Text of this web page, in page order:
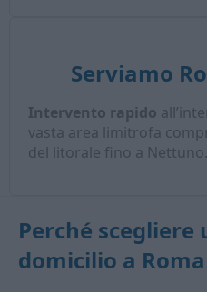
Serviamo
Intervento rapido
vasta area limitrofa
del litorale fino a Nettuno.
Perché scegliere
domicilio a Roma